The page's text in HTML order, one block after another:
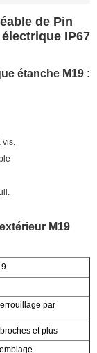
de Pin
IP67
étanche M19 :
vis.
M19
par
et plus